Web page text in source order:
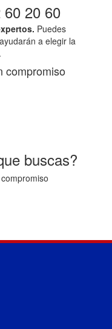
60 20 60
Puedes
a elegir la
compromiso
buscas?